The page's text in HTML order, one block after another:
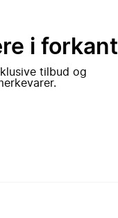
i forkant
tilbud og